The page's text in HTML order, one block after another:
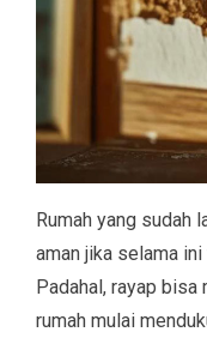
Rumah yang sudah
aman jika selama
Padahal, rayap
rumah mulai